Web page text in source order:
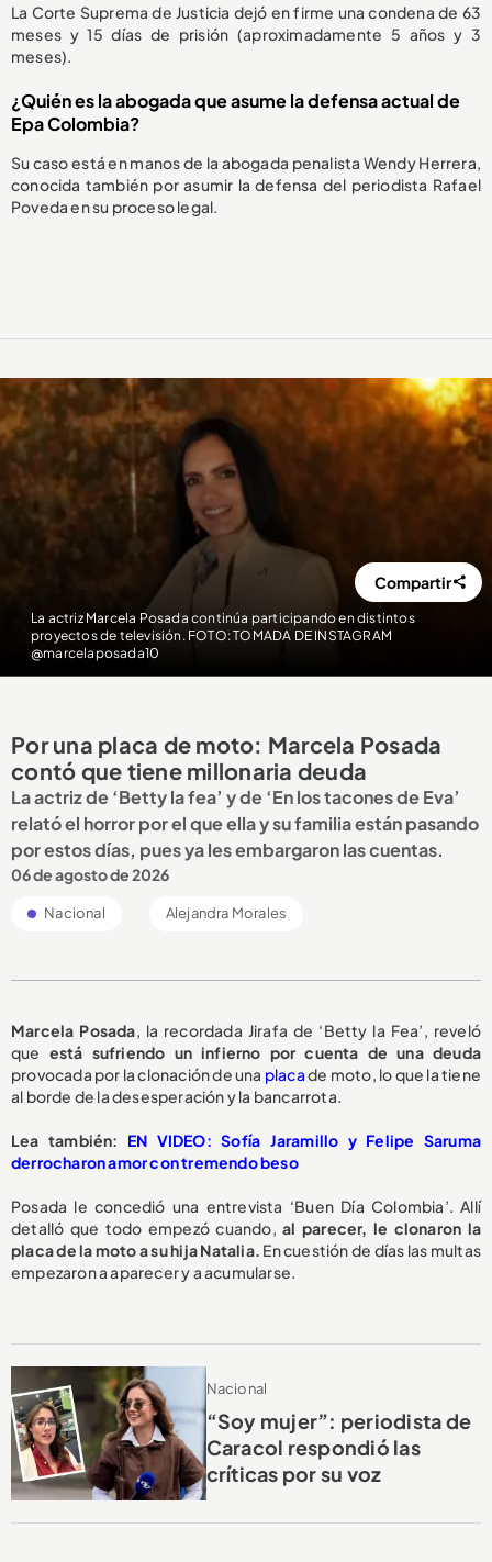
La Corte Suprema de Justicia dejó en firme una condena de 63
meses y 15 días de prisión (aproximadamente 5 años y 3
meses).
¿Quién es la abogada que asume la defensa actual de
Epa Colombia?
Su caso está en manos de la abogada penalista Wendy Herrera,
conocida también por asumir la defensa del periodista Rafael
Poveda en su proceso legal.
La actriz Marcela Posada continúa participando en distintos
proyectos de televisión. FOTO: TOMADA DE INSTAGRAM
@marcelaposada10
Compartir
Por una placa de moto: Marcela Posada
contó que tiene millonaria deuda
La actriz de ‘Betty la fea’ y de ‘En los tacones de Eva’
relató el horror por el que ella y su familia están pasando
por estos días, pues ya les embargaron las cuentas.
06 de agosto de 2026
Nacional Alejandra Morales
Marcela Posada, la recordada Jirafa de ‘Betty la Fea’, reveló
que está sufriendo un infierno por cuenta de una deuda
provocada por la clonación de una placade moto, lo que la tiene
al borde de la desesperación y la bancarrota.
Lea también: EN VIDEO: Sofía Jaramillo y Felipe Saruma
derrocharon amor con tremendo beso
Posada le concedió una entrevista ‘Buen Día Colombia’. Allí
detalló que todo empezó cuando, al parecer, le clonaron la
placa de la moto a su hija Natalia. En cuestión de días las multas
empezaron a aparecer y a acumularse.
Nacional
“Soy mujer”: periodista de
Caracol respondió las
críticas por su voz